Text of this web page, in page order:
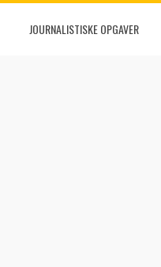
JOURNALISTISKE OPGAVER